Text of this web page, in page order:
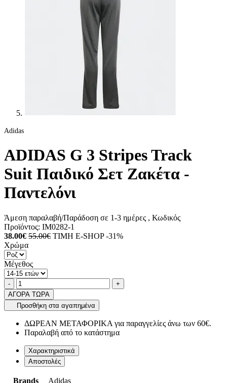
Adidas
ADIDAS G 3 Stripes Track
Suit Παιδικό Σετ Ζακέτα -
Παντελόνι
Άμεση παραλαβή/Παράδοση σε 1-3 ημέρες , Κωδικός
Προϊόντος: IM0282-1
38.00€ 55.00€ ΤΙΜΗ E-SHOP -31%
Χρώμα
Μέγεθος
Ποσότητα
-product.increase.quantity +
ΑΓΟΡΑ ΤΩΡΑ
Προσθήκη στα αγαπημένα
ΔΩΡΕΑΝ ΜΕΤΑΦΟΡΙΚΑ για παραγγελίες άνω των 60€.
Παραλαβή από το κατάστημα
Χαρακτηριστικά
Αποστολές
Brands
Adidas